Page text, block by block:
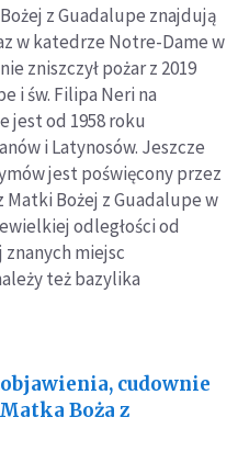
z Guadalupe znajdują
w katedrze Notre-Dame w
zniszczył pożar z 2019
i św. Filipa Neri na
jest od 1958 roku
i Latynosów. Jeszcze
jest poświęcony przez
Matki Bożej z Guadalupe w
odległości od
miejsc
też bazylika
cudownie
Boża z